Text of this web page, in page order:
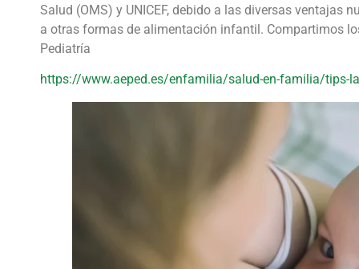
Salud (OMS) y UNICEF, debido a las diversas ventajas
a otras formas de alimentación infantil. Compartimos
Pediatría
https://www.aeped.es/enfamilia/salud-en-familia/tips-